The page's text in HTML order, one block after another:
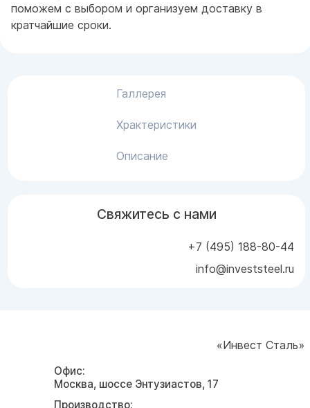
поможем с выбором и организуем доставку в
кратчайшие сроки.
Галлерея
Храктеристики
Описание
Свяжитесь с нами
+7 (495) 188-80-44
info@investsteel.ru
«Инвест Сталь»
Офис:
Москва, шоссе Энтузиастов, 17
Производство: